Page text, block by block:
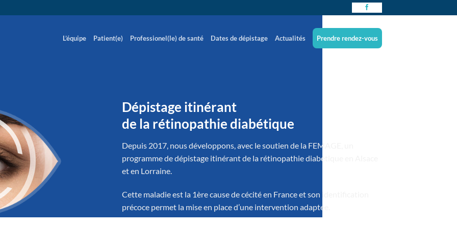
L’équipe Patient(e) Professionel(le) de santé Dates de dépistage Actualités Prendre rendez-vous
Dépistage itinérant
de la rétinopathie diabétique
Depuis 2017, nous développons, avec le soutien de la FEMAGE, un
programme de dépistage itinérant de la rétinopathie diabétique en Alsace
et en Lorraine.
Cette maladie est la 1ère cause de cécité en France et son identification
précoce permet la mise en place d’une intervention adaptée.